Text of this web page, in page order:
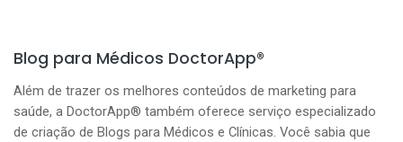
Blog para Médicos DoctorApp®
Além de trazer os melhores conteúdos de marketing para
saúde, a DoctorApp® também oferece serviço especializado
de criação de Blogs para Médicos e Clínicas. Você sabia que